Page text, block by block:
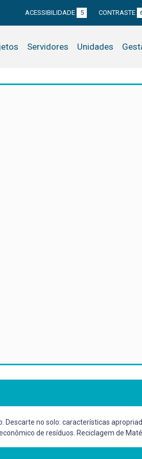
ACESSIBILIDADE 5 CONTRASTE
Servidores Unidades
no solo: características
de resíduos. Reciclagem de